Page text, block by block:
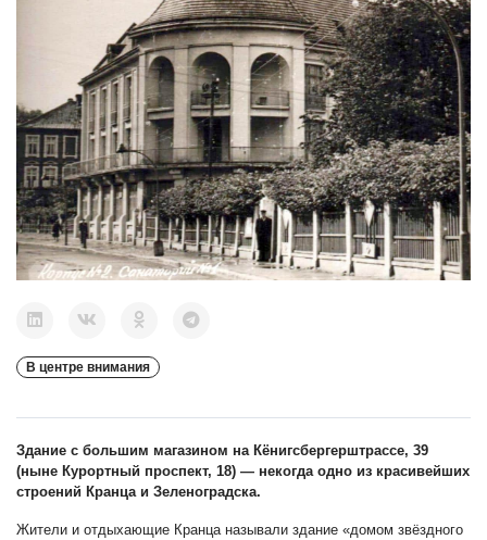
В центре внимания
Здание с большим магазином на Кёнигсбергерштрассе, 39
(ныне Курортный проспект, 18) — некогда одно из красивейших
строений Кранца и Зеленоградска.
Жители и отдыхающие Кранца называли здание «домом звёздного